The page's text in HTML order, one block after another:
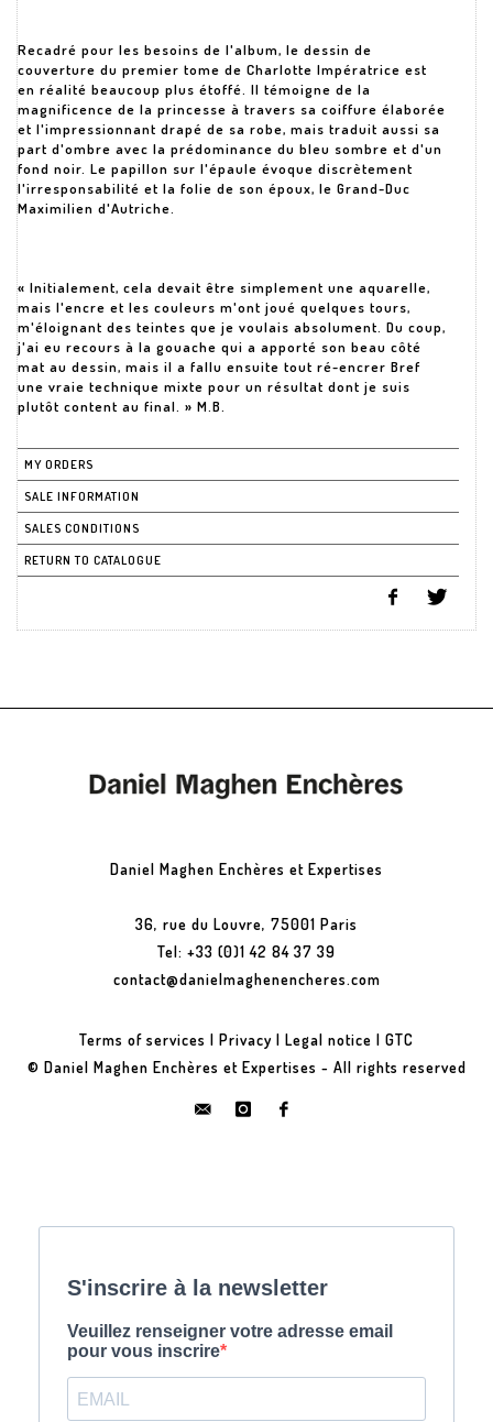
Recadré pour les besoins de l'album, le dessin de
couverture du premier tome de Charlotte Impératrice est
en réalité beaucoup plus étoffé. Il témoigne de la
magnificence de la princesse à travers sa coiffure élaborée
et l'impressionnant drapé de sa robe, mais traduit aussi sa
part d'ombre avec la prédominance du bleu sombre et d'un
fond noir. Le papillon sur l'épaule évoque discrètement
l'irresponsabilité et la folie de son époux, le Grand-Duc
Maximilien d'Autriche.
« Initialement, cela devait être simplement une aquarelle,
mais l'encre et les couleurs m'ont joué quelques tours,
m'éloignant des teintes que je voulais absolument. Du coup,
j'ai eu recours à la gouache qui a apporté son beau côté
mat au dessin, mais il a fallu ensuite tout ré-encrer Bref
une vraie technique mixte pour un résultat dont je suis
plutôt content au final. » M.B.
MY ORDERS
SALE INFORMATION
SALES CONDITIONS
RETURN TO CATALOGUE
Daniel Maghen Enchères et Expertises
36, rue du Louvre, 75001 Paris
Tel: +33 (0)1 42 84 37 39
contact@danielmaghenencheres.com
Terms of services | Privacy | Legal notice | GTC
© Daniel Maghen Enchères et Expertises - All rights reserved